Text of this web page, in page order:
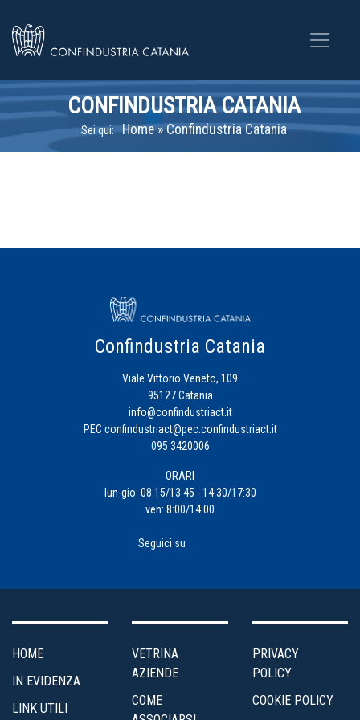
CONFINDUSTRIA CATANIA
Sei qui: Home»Confindustria Catania
Confindustria Catania
Viale Vittorio Veneto, 109
95127 Catania
info@confindustriact.it
PEC confindustriact@pec.confindustriact.it
095 3420006
ORARI
lun-gio: 08:15/13:45 - 14:30/17:30
ven: 8:00/14:00
Seguici su
HOME
IN EVIDENZA
LINK UTILI
VETRINA
AZIENDE
COME
PRIVACY
POLICY
COOKIE POLICY